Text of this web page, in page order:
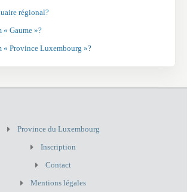
régional?
« Gaume »?
« Province Luxembourg »?
Province du Luxembourg
Inscription
Contact
Mentions légales